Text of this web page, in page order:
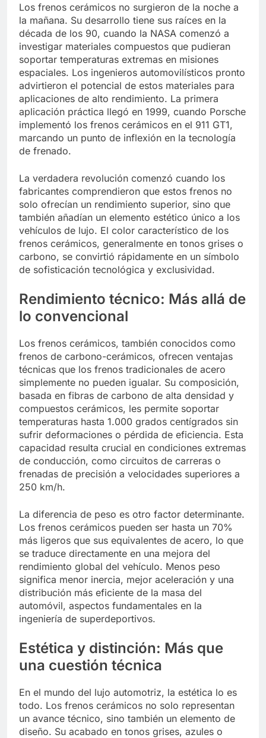
Los frenos cerámicos no surgieron de la noche a
la mañana. Su desarrollo tiene sus raíces en la
década de los 90, cuando la NASA comenzó a
investigar materiales compuestos que pudieran
soportar temperaturas extremas en misiones
espaciales. Los ingenieros automovilísticos pronto
advirtieron el potencial de estos materiales para
aplicaciones de alto rendimiento. La primera
aplicación práctica llegó en 1999, cuando Porsche
implementó los frenos cerámicos en el 911 GT1,
marcando un punto de inflexión en la tecnología
de frenado.
La verdadera revolución comenzó cuando los
fabricantes comprendieron que estos frenos no
solo ofrecían un rendimiento superior, sino que
también añadían un elemento estético único a los
vehículos de lujo. El color característico de los
frenos cerámicos, generalmente en tonos grises o
carbono, se convirtió rápidamente en un símbolo
de sofisticación tecnológica y exclusividad.
Rendimiento técnico: Más allá de
lo convencional
Los frenos cerámicos, también conocidos como
frenos de carbono-cerámicos, ofrecen ventajas
técnicas que los frenos tradicionales de acero
simplemente no pueden igualar. Su composición,
basada en fibras de carbono de alta densidad y
compuestos cerámicos, les permite soportar
temperaturas hasta 1.000 grados centígrados sin
sufrir deformaciones o pérdida de eficiencia. Esta
capacidad resulta crucial en condiciones extremas
de conducción, como circuitos de carreras o
frenadas de precisión a velocidades superiores a
250 km/h.
La diferencia de peso es otro factor determinante.
Los frenos cerámicos pueden ser hasta un 70%
más ligeros que sus equivalentes de acero, lo que
se traduce directamente en una mejora del
rendimiento global del vehículo. Menos peso
significa menor inercia, mejor aceleración y una
distribución más eficiente de la masa del
automóvil, aspectos fundamentales en la
ingeniería de superdeportivos.
Estética y distinción: Más que
una cuestión técnica
En el mundo del lujo automotriz, la estética lo es
todo. Los frenos cerámicos no solo representan
un avance técnico, sino también un elemento de
diseño. Su acabado en tonos grises, azules o